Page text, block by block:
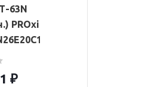
63N
PROxima
₽